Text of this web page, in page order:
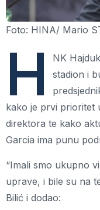
Foto: HINA/ Mario
H
NK
stadion i
kako je prvi prioritet
direktora te kako
Garcia ima punu
“Imali smo ukupno
uprave, i bile su na
Bilić i dodao: